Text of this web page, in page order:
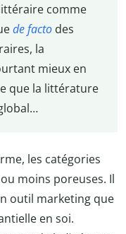
comme
de factodes
la
mieux en
que la littérature
les catégories
moins poreuses. Il
outil marketing que
en soi.